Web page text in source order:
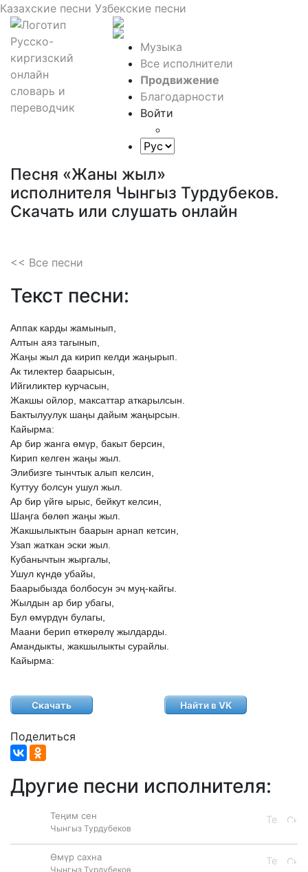
Казахские песни Узбекские песни
Музыка
Все исполнители
Продвижение
Благодарности
Войти
Песня «Жаны жыл»
исполнителя Чынгыз Турдубеков.
Скачать или слушать онлайн
<< Все песни
Текст песни:
Аппак карды жамынып,
Алтын аяз тагынып,
Жаңы жыл да кирип келди жаңырып.
Ак тилектер баарысын,
Ийгиликтер курчасын,
Жакшы ойлор, максаттар аткарылсын.
Бактылуулук шаңы дайым жаңырсын.
Кайырма:
Ар бир жанга өмүр, бакыт берсин,
Кирип келген жаңы жыл.
Элибизге тынчтык алып келсин,
Куттуу болсун ушул жыл.
Ар бир үйгө ырыс, бейкут келсин,
Шаңга бөлөп жаңы жыл.
Жакшылыктын баарын арнап кетсин,
Узап жаткан эски жыл.
Кубанычтын жыргалы,
Ушул күндө убайы,
Баарыбызда болбосун эч муң-кайгы.
Жылдын ар бир убагы,
Бул өмүрдүн булагы,
Маани берип өткөрөлү жылдарды.
Амандыкты, жакшылыкты сурайлы.
Кайырма:
Скачать Найти в VK
Поделиться
Другие песни исполнителя:
Теңим сен
Чынгыз Турдубеков
Өмүр сахна
Чынгыз Турдубеков